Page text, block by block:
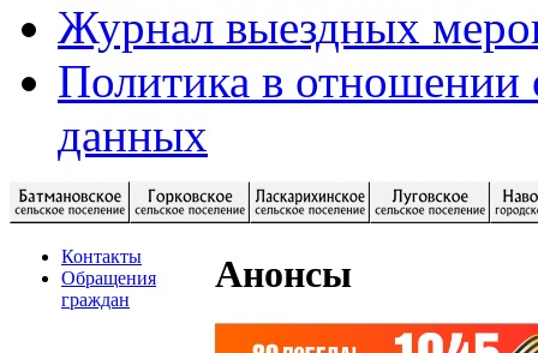
Журнал выездных
Политика в отношении
данных
Контакты
Обращения
граждан
Анонсы